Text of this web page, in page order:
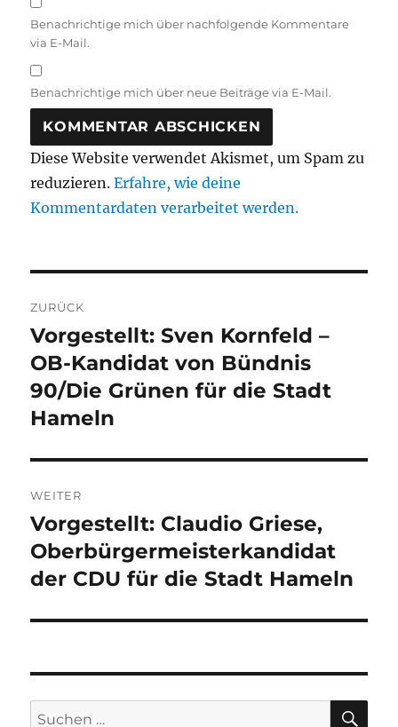
Benachrichtige mich über nachfolgende Kommentare
via E-Mail.
Benachrichtige mich über neue Beiträge via E-Mail.
Diese Website verwendet Akismet, um Spam zu
reduzieren.Erfahre, wie deine
Kommentardaten verarbeitet werden.
ZURÜCK
Vorheriger
Beitrag:
Vorgestellt: Sven Kornfeld –
OB-Kandidat von Bündnis
90/Die Grünen für die Stadt
Hameln
WEITER
Nächster
Beitrag:
Vorgestellt: Claudio Griese,
Oberbürgermeisterkandidat
der CDU für die Stadt Hameln
Suchen